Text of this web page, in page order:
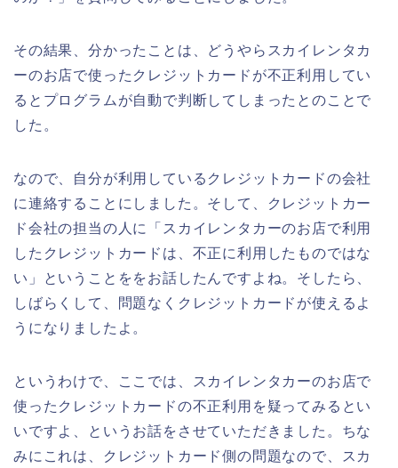
その結果、分かったことは、どうやらスカイレンタカ
ーのお店で使ったクレジットカードが不正利用してい
るとプログラムが自動で判断してしまったとのことで
した。
なので、自分が利用しているクレジットカードの会社
に連絡することにしました。そして、クレジットカー
ド会社の担当の人に「スカイレンタカーのお店で利用
したクレジットカードは、不正に利用したものではな
い」ということををお話したんですよね。そしたら、
しばらくして、問題なくクレジットカードが使えるよ
うになりましたよ。
というわけで、ここでは、スカイレンタカーのお店で
使ったクレジットカードの不正利用を疑ってみるとい
いですよ、というお話をさせていただきました。ちな
みにこれは、クレジットカード側の問題なので、スカ